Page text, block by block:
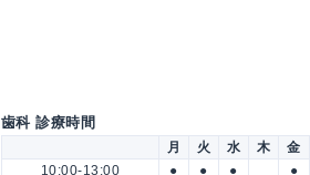
歯科 診療時間
月 火 水 木 金
10:00-13:00
● ● ● ●